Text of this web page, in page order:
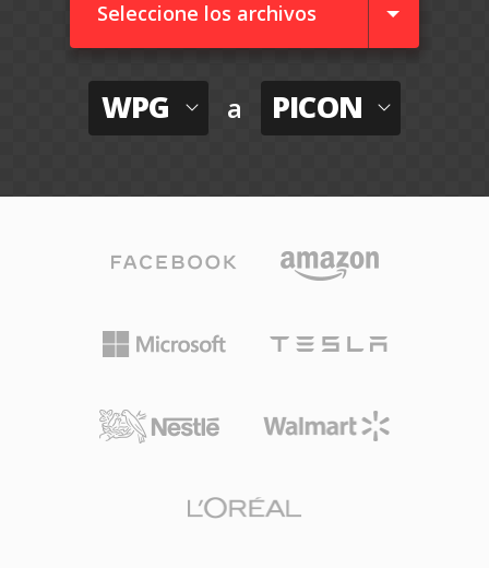
Seleccione los archivos
WPG a PICON